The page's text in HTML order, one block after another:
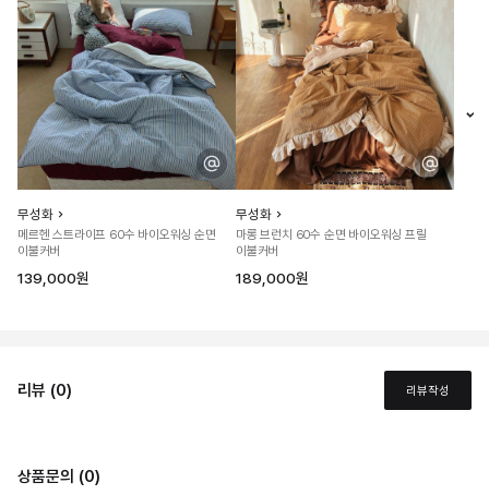
무성화
메르헨 스트라이프 60수 바이오워싱 순면
이불커버
139,000원
무성화
마롱 브런치 60수 순면 바이오워싱 프릴
이불커버
189,000원
리뷰 (0) 리뷰작성
상품문의 (0)